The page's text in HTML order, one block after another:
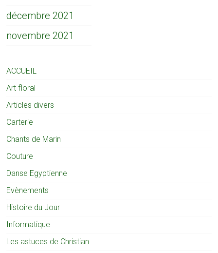
décembre 2021
novembre 2021
ACCUEIL
Art floral
Articles divers
Carterie
Chants de Marin
Couture
Danse Egyptienne
Evènements
Histoire du Jour
Informatique
Les astuces de Christian